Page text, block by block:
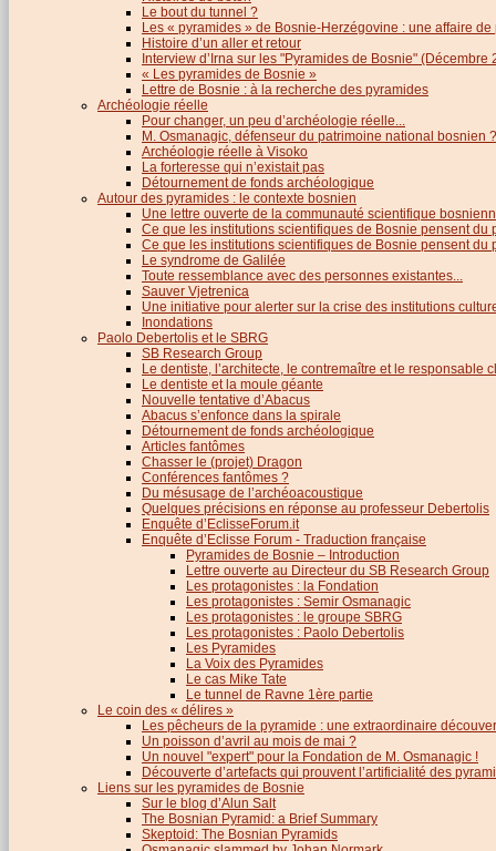
Le bout du tunnel ?
Les « pyramides » de Bosnie-Herzégovine : une affaire
Histoire d’un aller et retour
Interview d’Irna sur les "Pyramides de Bosnie" (Décembre
« Les pyramides de Bosnie »
Lettre de Bosnie : à la recherche des pyramides
Archéologie réelle
Pour changer, un peu d’archéologie réelle...
M. Osmanagic, défenseur du patrimoine national bosnien ?
Archéologie réelle à Visoko
La forteresse qui n’existait pas
Détournement de fonds archéologique
Autour des pyramides : le contexte bosnien
Une lettre ouverte de la communauté scientifique
Ce que les institutions scientifiques de Bosnie pensent du
Ce que les institutions scientifiques de Bosnie pensent du
Le syndrome de Galilée
Toute ressemblance avec des personnes existantes...
Sauver Vjetrenica
Une initiative pour alerter sur la crise des institutions
Inondations
Paolo Debertolis et le SBRG
SB Research Group
Le dentiste, l’architecte, le contremaître et le responsable
Le dentiste et la moule géante
Nouvelle tentative d’Abacus
Abacus s’enfonce dans la spirale
Détournement de fonds archéologique
Articles fantômes
Chasser le (projet) Dragon
Conférences fantômes ?
Du mésusage de l’archéoacoustique
Quelques précisions en réponse au professeur Debertolis
Enquête d’EclisseForum.it
Enquête d’Eclisse Forum - Traduction française
Pyramides de Bosnie – Introduction
Lettre ouverte au Directeur du SB Research Group
Les protagonistes : la Fondation
Les protagonistes : Semir Osmanagic
Les protagonistes : le groupe SBRG
Les protagonistes : Paolo Debertolis
Les Pyramides
La Voix des Pyramides
Le cas Mike Tate
Le tunnel de Ravne 1ère partie
Le coin des « délires »
Les pêcheurs de la pyramide : une extraordinaire
Un poisson d’avril au mois de mai ?
Un nouvel "expert" pour la Fondation de M. Osmanagic !
Découverte d’artefacts qui prouvent l’artificialité des
Liens sur les pyramides de Bosnie
Sur le blog d’Alun Salt
The Bosnian Pyramid: a Brief Summary
Skeptoid: The Bosnian Pyramids